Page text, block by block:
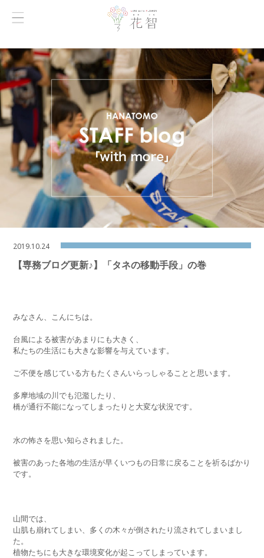
2019.10.24
【専務ブログ更新♪】「タネの移動手段」の巻
みなさん、こんにちは。
台風による被害があまりにも大きく、
私たちの生活にも大きな影響を与えています。
ご不便を感じている方もたくさんいらっしゃることと思います。
多摩地域の川でも氾濫したり、
橋が通行不能になってしまったりと大変な状況です。
水の怖さを思い知らされました。
被害のあった各地の生活が早くいつもの日常に戻ることを祈るばかり
です。
山間では、
山肌も崩れてしまい、多くの木々が倒されたり流されてしまいまし
た。
植物たちにも大きな環境変化が起こってしまっています。